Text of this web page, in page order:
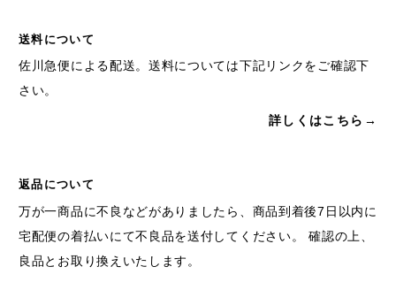
送料について
佐川急便による配送。送料については下記リンクをご確認下
さい。
詳しくはこちら→
返品について
万が一商品に不良などがありましたら、商品到着後7日以内に
宅配便の着払いにて不良品を送付してください。 確認の上、
良品とお取り換えいたします。